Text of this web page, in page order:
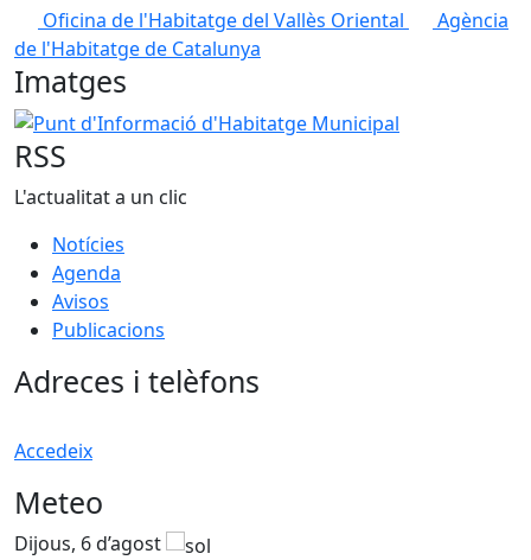
Oficina de l'Habitatge del Vallès Oriental
Agència
de l'Habitatge de Catalunya
Imatges
Punt d'Informació d'Habitatge Municipal
RSS
L'actualitat a un clic
Notícies
Agenda
Avisos
Publicacions
Adreces i telèfons
Accedeix
Meteo
Dijous, 6 d’agost